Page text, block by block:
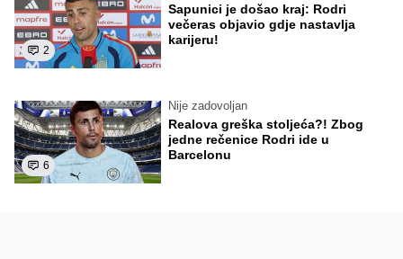
2
Sapunici je došao kraj: Rodri
večeras objavio gdje nastavlja
karijeru!
6
Nije zadovoljan
Realova greška stoljeća?! Zbog
jedne rečenice Rodri ide u
Barcelonu